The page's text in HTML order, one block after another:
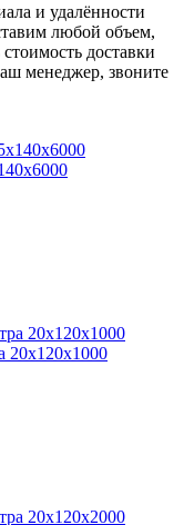
и удалённости
любой объем,
доставки
менеджер, звоните
20х120х1000